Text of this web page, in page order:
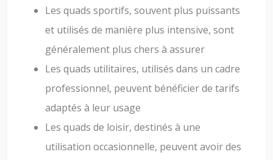
Les quads sportifs, souvent plus puissants
et utilisés de manière plus intensive, sont
généralement plus chers à assurer
Les quads utilitaires, utilisés dans un cadre
professionnel, peuvent bénéficier de tarifs
adaptés à leur usage
Les quads de loisir, destinés à une
utilisation occasionnelle, peuvent avoir des